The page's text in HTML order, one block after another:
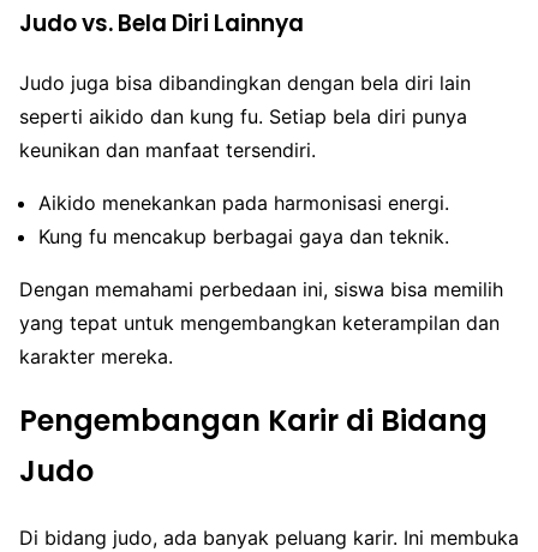
Judo vs. Bela Diri Lainnya
Judo juga bisa dibandingkan dengan bela diri lain
seperti aikido dan kung fu. Setiap bela diri punya
keunikan dan manfaat tersendiri.
Aikido menekankan pada harmonisasi energi.
Kung fu mencakup berbagai gaya dan teknik.
Dengan memahami perbedaan ini, siswa bisa memilih
yang tepat untuk mengembangkan keterampilan dan
karakter mereka.
Pengembangan Karir di Bidang
Judo
Di bidang judo, ada banyak peluang karir. Ini membuka